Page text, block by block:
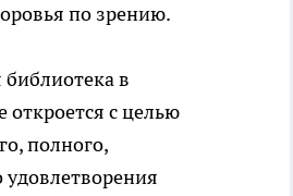
по зрению.
в
откроется с целью
полного,
удовлетворения